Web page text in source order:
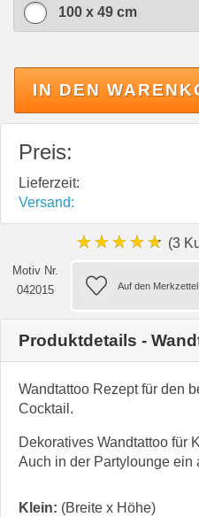
100 x 49 cm
IN DEN
Preis:
Lieferzeit:
Versand:
★★★★★ (3
Motiv Nr.
042015
Produktdetails -
Wandtattoo Rezept für den
Cocktail.
Dekoratives Wandtattoo für
Auch in der Partylounge ein
Klein: (Breite x Höhe)